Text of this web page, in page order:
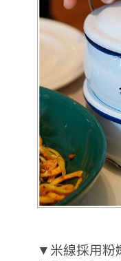
▼米線採用粉